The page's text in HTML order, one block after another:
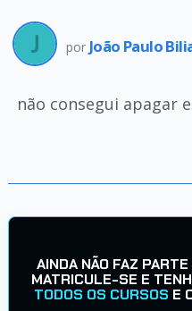
por João Paulo
não consegui apagar
AINDA NÃO FAZ PARTE
MATRICULE-SE E
TODOS OS CURSOS E